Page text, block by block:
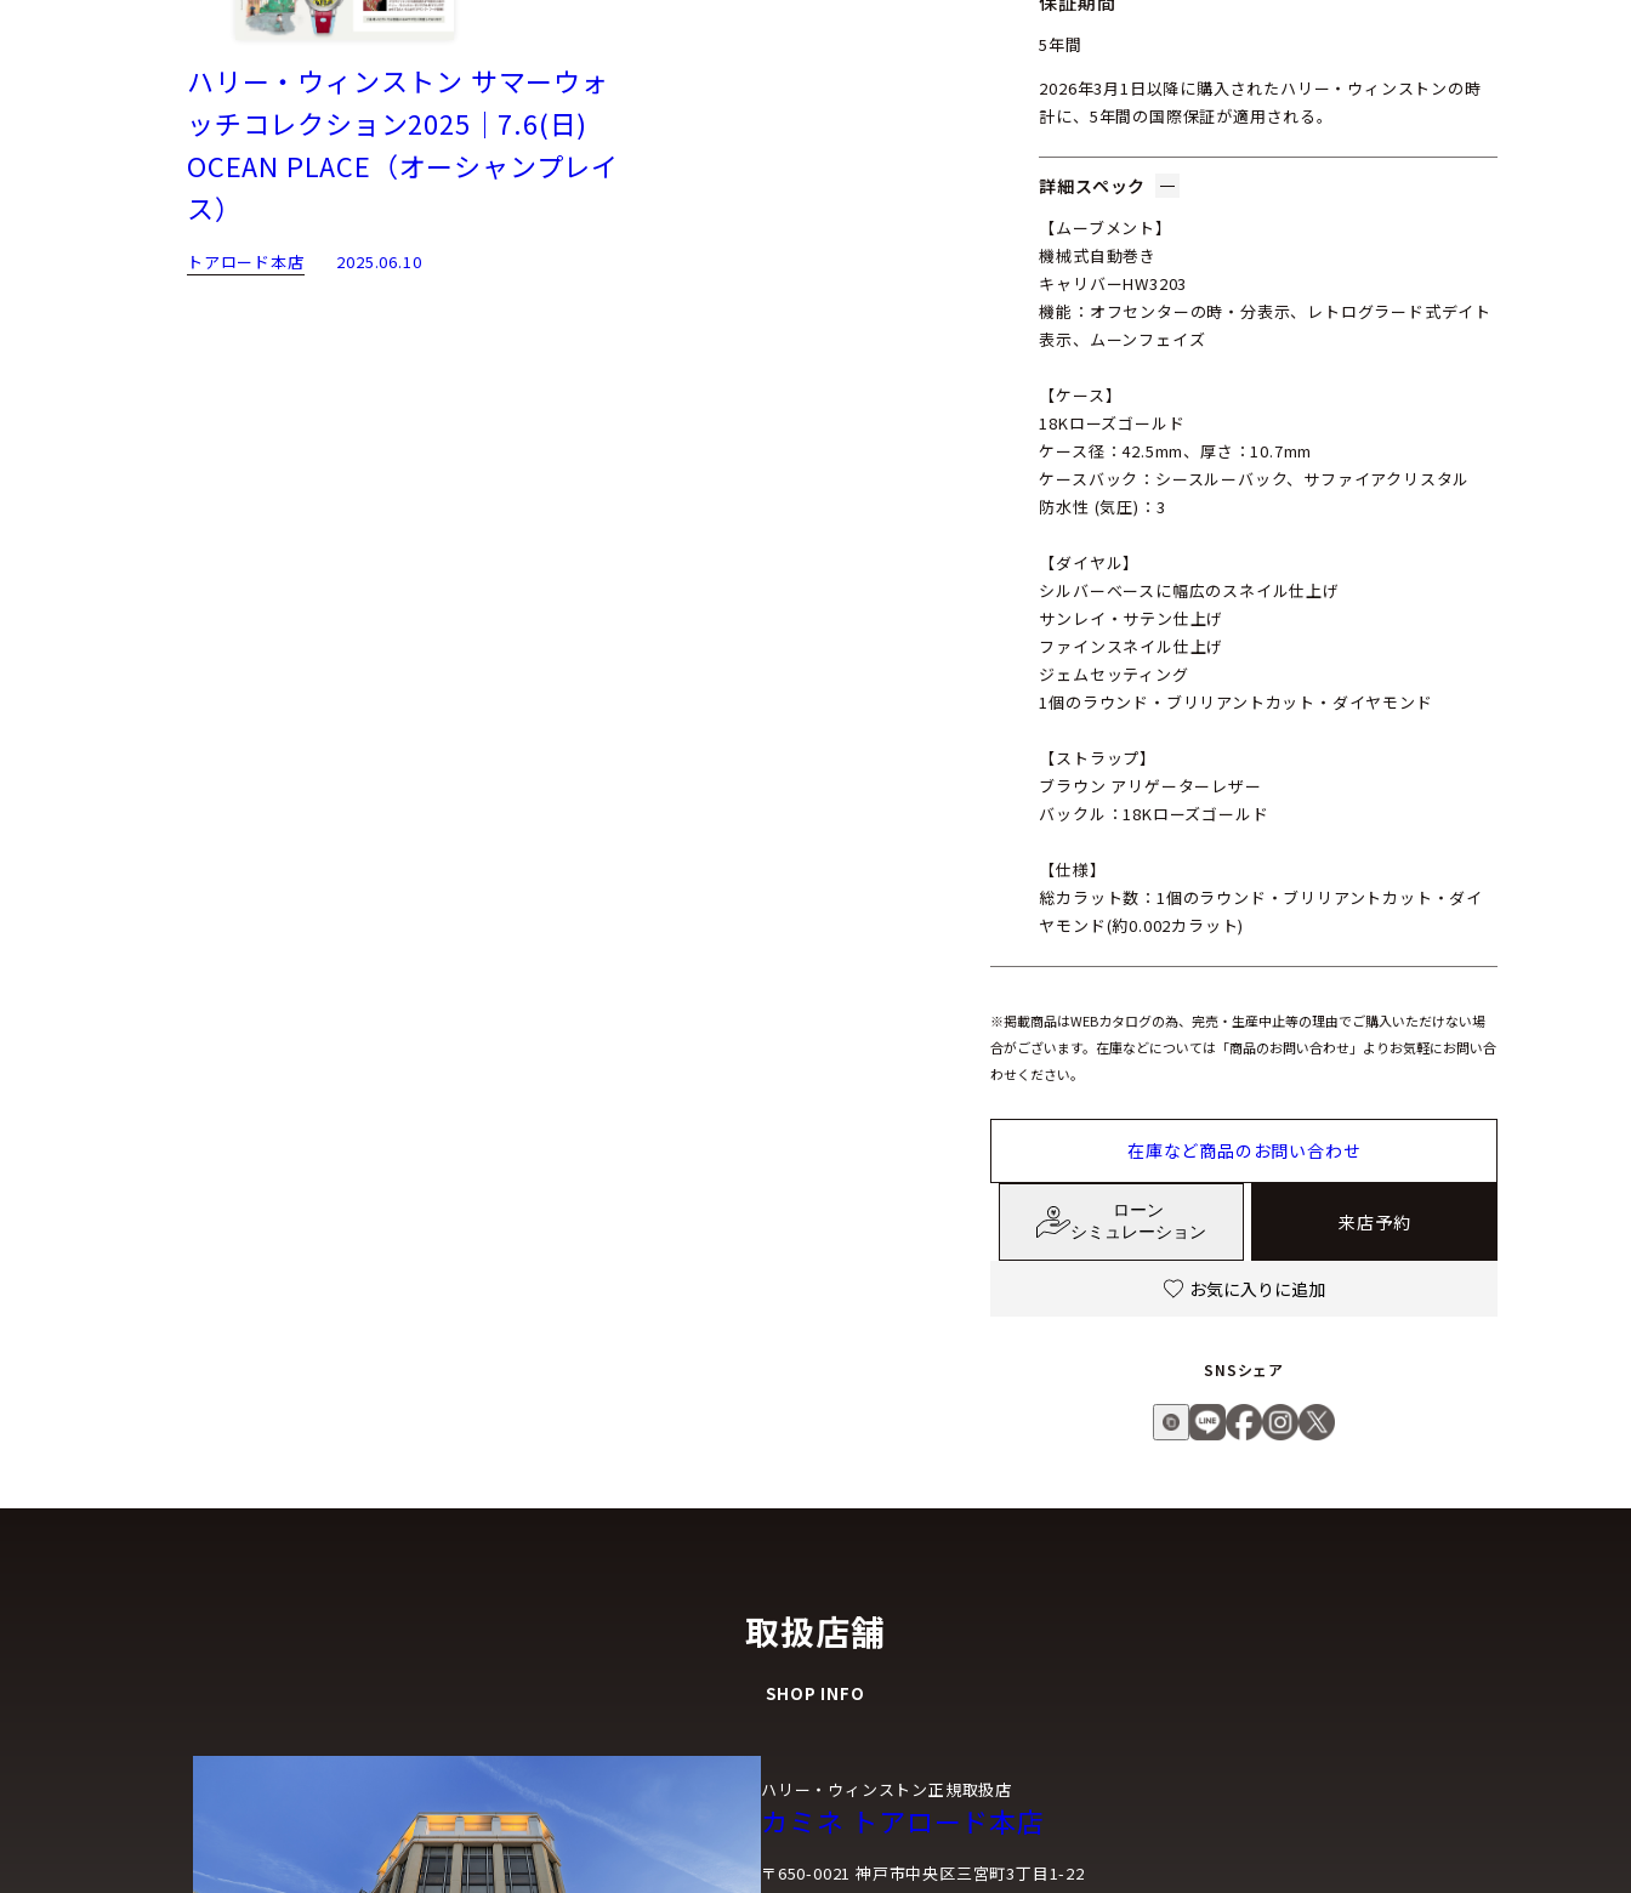
ハリー・ウィンストン サマーウォ
ッチコレクション2025｜7.6(日)
OCEAN PLACE（オーシャンプレイ
ス）
トアロード本店 2025.06.10
5年間
2026年3月1日以降に購入されたハリー・ウィンストンの時
計に、5年間の国際保証が適用される。
詳細スペック
【ムーブメント】
機械式自動巻き
キャリバーHW3203
機能：オフセンターの時・分表示、レトログラード式デイト
表示、ムーンフェイズ
【ケース】
18Kローズゴールド
ケース径：42.5mm、厚さ：10.7mm
ケースバック：シースルーバック、サファイアクリスタル
防水性 (気圧)：3
【ダイヤル】
シルバーベースに幅広のスネイル仕上げ
サンレイ・サテン仕上げ
ファインスネイル仕上げ
ジェムセッティング
1個のラウンド・ブリリアントカット・ダイヤモンド
【ストラップ】
ブラウン アリゲーターレザー
バックル：18Kローズゴールド
【仕様】
総カラット数：1個のラウンド・ブリリアントカット・ダイ
ヤモンド(約0.002カラット)
※掲載商品はWEBカタログの為、完売・生産中止等の理由でご購入いただけない場
合がございます。在庫などについては「商品のお問い合わせ」よりお気軽にお問い合
わせください。
在庫など商品のお問い合わせ
ローン
シミュレーション
来店予約
お気に入りに追加
SNSシェア
取扱店舗
SHOP INFO
ハリー・ウィンストン正規取扱店
カミネ トアロード本店
〒650-0021 神戸市中央区三宮町3丁目1-22